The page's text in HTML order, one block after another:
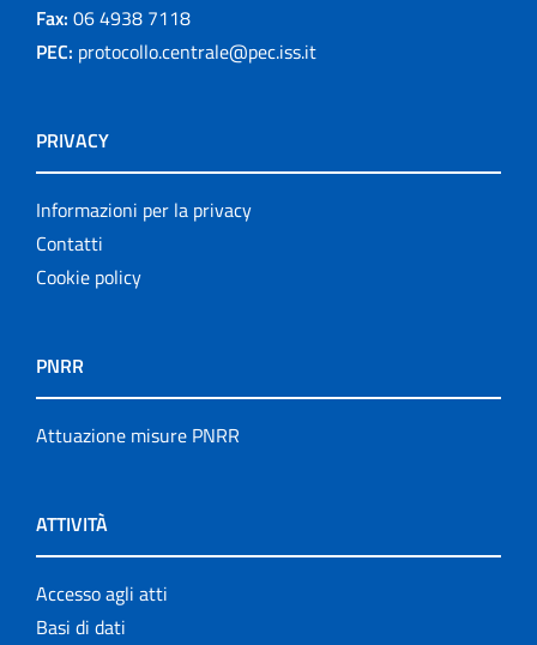
Fax: 06 4938 7118
PEC: protocollo.centrale@pec.iss.it
PRIVACY
Informazioni per la privacy
Contatti
Cookie policy
PNRR
Attuazione misure PNRR
ATTIVITÀ
Accesso agli atti
Basi di dati